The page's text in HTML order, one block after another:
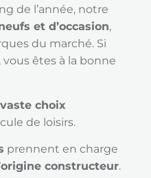
de l’année, notre
et d’occasion,
du marché. Si
êtes à la bonne
vaste choix
de loisirs.
prennent en charge
constructeur.